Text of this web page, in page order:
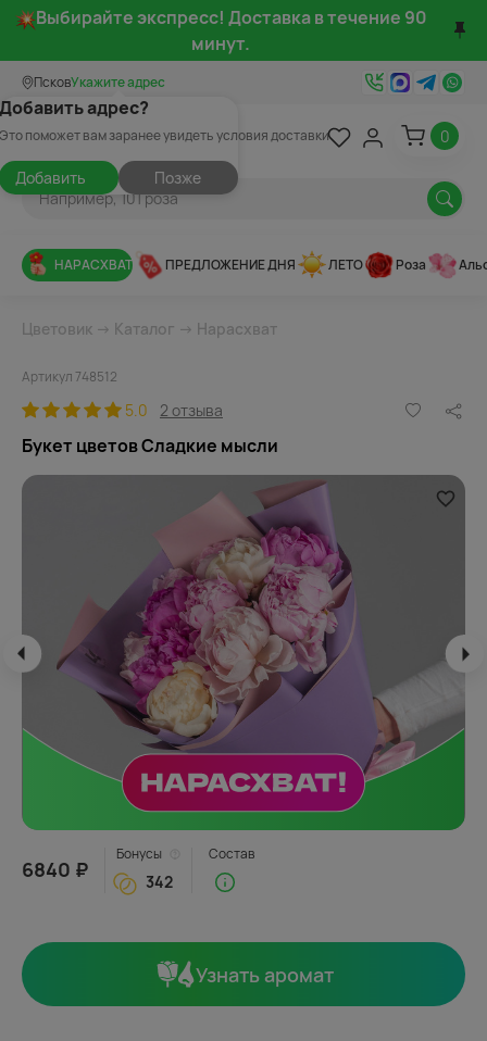
Выбирайте экспресс! Доставка в течение 90
минут.
ПсковУкажите адрес
адрес?
поможет вам заранее увидеть условия доставки
Добавить Позже
0
НАРАСХВАТ ПРЕДЛОЖЕНИЕ ДНЯ ЛЕТО Роза
Цветовик → Каталог → Нарасхват
Артикул 748512
5.0 2 отзыва
Букет цветов Сладкие мысли
6840 ₽
Бонусы
342
Состав
Узнать аромат